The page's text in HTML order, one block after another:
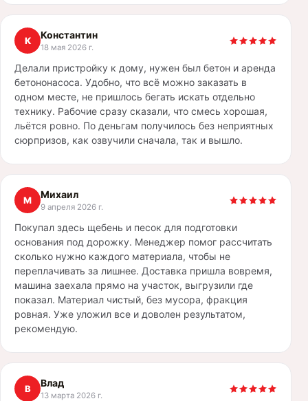
К Константин
18 мая 2026 г.
Делали пристройку к дому, нужен был бетон и аренда
бетононасоса. Удобно, что всё можно заказать в
одном месте, не пришлось бегать искать отдельно
технику. Рабочие сразу сказали, что смесь хорошая,
льётся ровно. По деньгам получилось без неприятных
сюрпризов, как озвучили сначала, так и вышло.
М Михаил
9 апреля 2026 г.
Покупал здесь щебень и песок для подготовки
основания под дорожку. Менеджер помог рассчитать
сколько нужно каждого материала, чтобы не
переплачивать за лишнее. Доставка пришла вовремя,
машина заехала прямо на участок, выгрузили где
показал. Материал чистый, без мусора, фракция
ровная. Уже уложил все и доволен результатом,
рекомендую.
В Влад
13 марта 2026 г.